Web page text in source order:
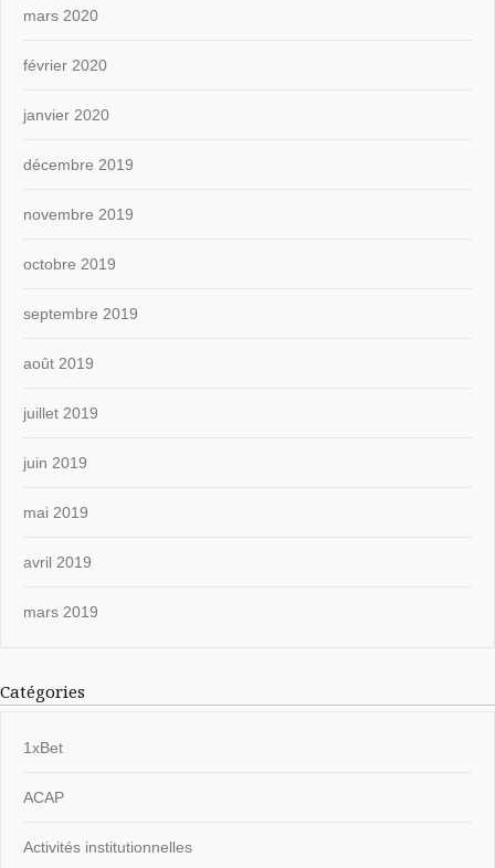
mars 2020
février 2020
janvier 2020
décembre 2019
novembre 2019
octobre 2019
septembre 2019
août 2019
juillet 2019
juin 2019
mai 2019
avril 2019
mars 2019
Catégories
1xBet
ACAP
Activités institutionnelles